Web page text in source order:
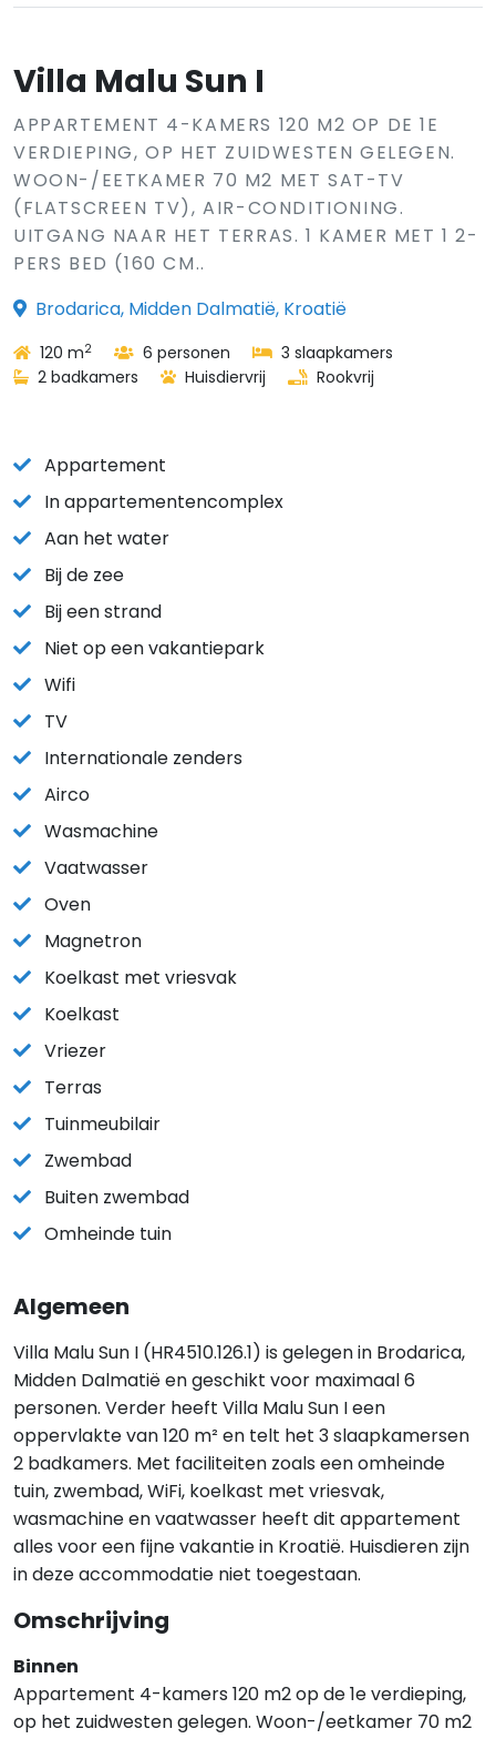
Villa Malu Sun I
APPARTEMENT 4-KAMERS 120 M2 OP DE 1E
VERDIEPING, OP HET ZUIDWESTEN GELEGEN.
WOON-/EETKAMER 70 M2 MET SAT-TV
(FLATSCREEN TV), AIR-CONDITIONING.
UITGANG NAAR HET TERRAS. 1 KAMER MET 1 2-
PERS BED (160 CM..
Brodarica, Midden Dalmatië, Kroatië
120 m2 6 personen
3 slaapkamers
2 badkamers
Huisdiervrij Rookvrij
Appartement
In appartementencomplex
Aan het water
Bij de zee
Bij een strand
Niet op een vakantiepark
Wifi
TV
Internationale zenders
Airco
Wasmachine
Vaatwasser
Oven
Magnetron
Koelkast met vriesvak
Koelkast
Vriezer
Terras
Tuinmeubilair
Zwembad
Buiten zwembad
Omheinde tuin
Algemeen
Villa Malu Sun I (HR4510.126.1) is gelegen in Brodarica,
Midden Dalmatië en geschikt voor maximaal 6
personen. Verder heeft Villa Malu Sun I een
oppervlakte van 120 m² en telt het 3 slaapkamersen
2 badkamers. Met faciliteiten zoals een omheinde
tuin, zwembad, WiFi, koelkast met vriesvak,
wasmachine en vaatwasser heeft dit appartement
alles voor een fijne vakantie in Kroatië. Huisdieren zijn
in deze accommodatie niet toegestaan.
Omschrijving
Binnen
Appartement 4-kamers 120 m2 op de 1e verdieping,
op het zuidwesten gelegen. Woon-/eetkamer 70 m2